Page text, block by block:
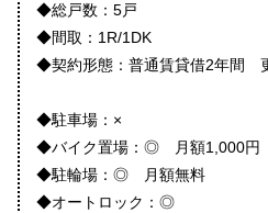
◆総戸数：5戸
◆間取：1R/1DK
◆契約形態：普通賃貸借2年間
◆駐車場：×
◆バイク置場：◎ 月額1,000円（
◆駐輪場：◎ 月額無料
◆オートロック：◎